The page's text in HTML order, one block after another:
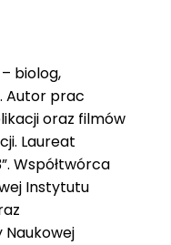
– biolog,
Autor prac
oraz filmów
Laureat
Współtwórca
Instytutu